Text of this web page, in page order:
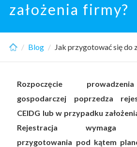
założenia firmy?
Blog Jak przygotować się do
Rozpoczęcie
gospodarczej poprzedza
CEIDG lub w przypadku
Rejestracja wymaga
przygotowania pod kątem